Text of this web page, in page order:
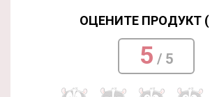
ОЦЕНИТЕ ПРОДУКТ (
5 / 5